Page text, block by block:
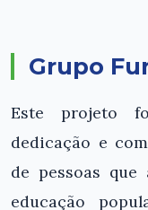
Grupo
Este projeto
dedicação e
de pessoas
educação